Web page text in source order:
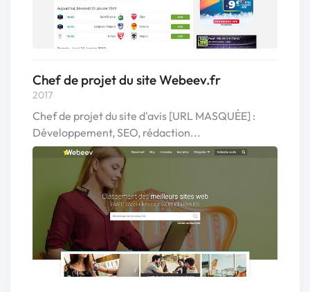
Chef de projet du site Webeev.fr
2017
Chef de projet du site d'avis [URL MASQUÉE] :
Développement, SEO, rédaction...